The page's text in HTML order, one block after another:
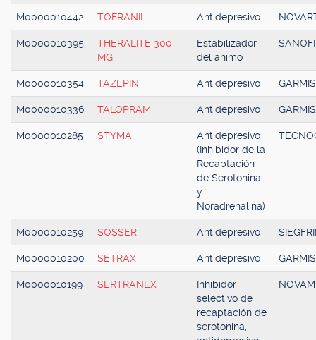
M0000010442 TOFRANIL Antidepresivo
M0000010395
THERALITE 300
MG
Estabilizador
del ánimo
M0000010354 TAZEPIN Antidepresivo
M0000010336 TALOPRAM Antidepresivo
M0000010285 STYMA
Antidepresivo
(Inhibidor de la
Recaptación
de Serotonina
y
Noradrenalina)
M0000010259 SOSSER Antidepresivo
M0000010200 SETRAX Antidepresivo
M0000010199 SERTRANEX
Inhibidor
selectivo de
recaptación de
serotonina,